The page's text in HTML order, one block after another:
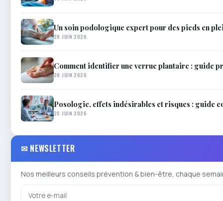
Un soin podologique expert pour des pieds en
28 JUIN 2026
Comment identifier une verrue plantaire : guide
28 JUIN 2026
Posologie, effets indésirables et risques : guide
25 JUIN 2026
✉ NEWSLETTER
Nos meilleurs conseils prévention & bien-être, chaque